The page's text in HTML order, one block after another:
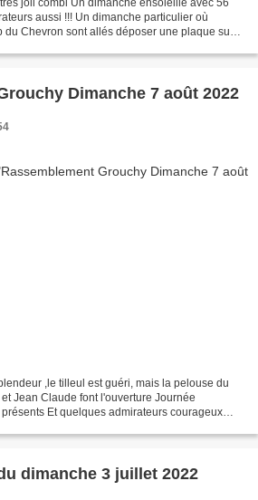
aussi !!! Un dimanche particulier où
Chevron sont allés déposer une plaque sur
Grouchy Dimanche 7 août 2022
,le tilleul est guéri, mais la pelouse du
Jean Claude font l'ouverture Journée
Et quelques admirateurs courageux
dimanche 3 juillet 2022